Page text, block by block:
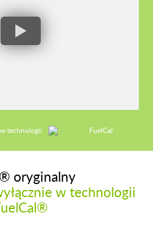
technologii
oryginalny
w technologii